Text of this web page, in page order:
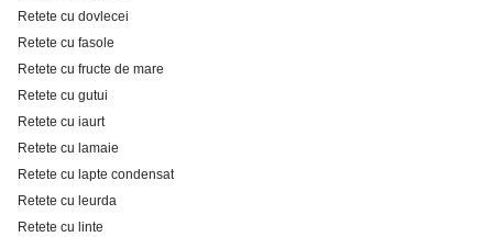
Retete cu dovlecei
Retete cu fasole
Retete cu fructe de mare
Retete cu gutui
Retete cu iaurt
Retete cu lamaie
Retete cu lapte condensat
Retete cu leurda
Retete cu linte